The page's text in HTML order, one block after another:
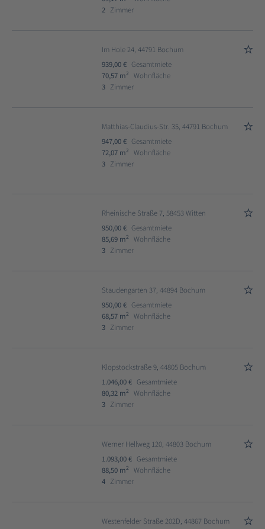
2 Zimmer
Im Hole 24, 44791 Bochum
939,00 € Gesamtmiete
70,57 m2
Wohnfläche
3 Zimmer
Matthias-Claudius-Str. 35, 44791 Bochum
947,00 € Gesamtmiete
72,07 m2
Wohnfläche
3 Zimmer
Rheinische Straße 7, 58453 Witten
950,00 € Gesamtmiete
85,69 m2
Wohnfläche
3 Zimmer
Staudengarten 37, 44894 Bochum
950,00 € Gesamtmiete
68,57 m2
Wohnfläche
3 Zimmer
Klopstockstraße 9, 44805 Bochum
1.046,00 € Gesamtmiete
80,32 m2
Wohnfläche
3 Zimmer
Werner Hellweg 120, 44803 Bochum
1.093,00 € Gesamtmiete
88,50 m2
Wohnfläche
4 Zimmer
Westenfelder Straße 202D, 44867 Bochum